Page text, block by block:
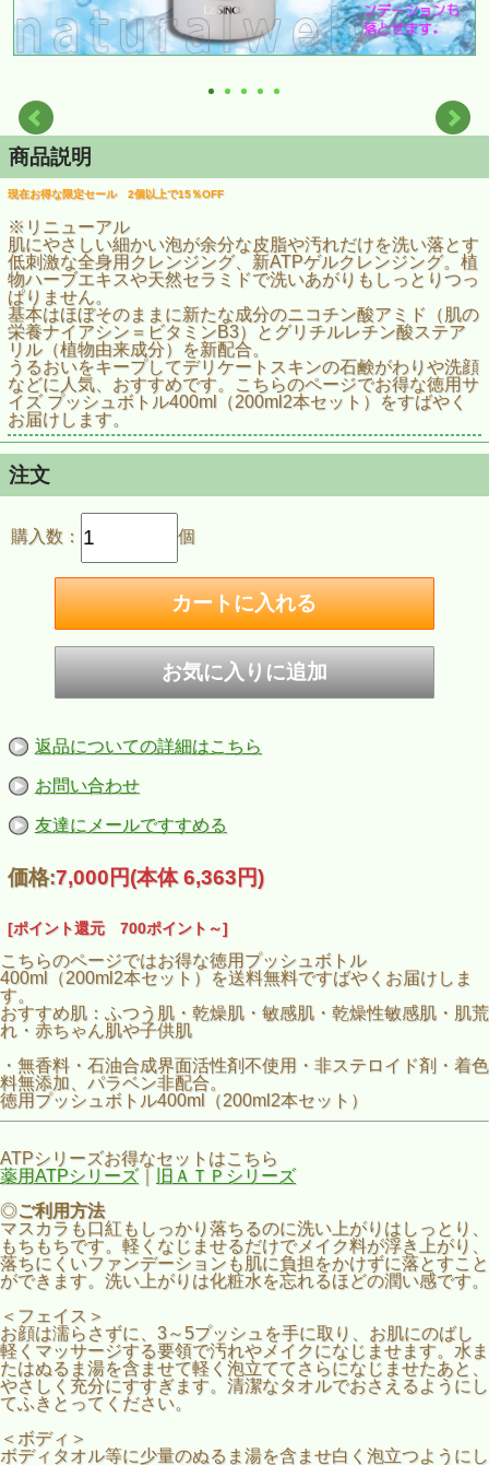
商品説明
現在お得な限定セール 2個以上で15％OFF
※リニューアル
肌にやさしい細かい泡が余分な皮脂や汚れだけを洗い落とす
低刺激な全身用クレンジング、新ATPゲルクレンジング。植
物ハーブエキスや天然セラミドで洗いあがりもしっとりつっ
ぱりません。
基本はほぼそのままに新たな成分のニコチン酸アミド（肌の
栄養ナイアシン＝ビタミンB3）とグリチルレチン酸ステア
リル（植物由来成分）を新配合。
うるおいをキープしてデリケートスキンの石鹸がわりや洗顔
などに人気、おすすめです。こちらのページでお得な徳用サ
イズ プッシュボトル400ml（200ml2本セット）をすばやく
お届けします。
注文
購入数： 個
返品についての詳細はこちら
お問い合わせ
友達にメールですすめる
価格:7,000円(本体 6,363円)
[ポイント還元 700ポイント～]
こちらのページではお得な徳用プッシュボトル
400ml（200ml2本セット）を送料無料ですばやくお届けしま
す。
おすすめ肌：ふつう肌・乾燥肌・敏感肌・乾燥性敏感肌・肌荒
れ・赤ちゃん肌や子供肌
・無香料・石油合成界面活性剤不使用・非ステロイド剤・着色
料無添加、パラベン非配合。
徳用プッシュボトル400ml（200ml2本セット）
ATPシリーズお得なセットはこちら
薬用ATPシリーズ｜
旧ＡＴＰシリーズ
◎ご利用方法
マスカラも口紅もしっかり落ちるのに洗い上がりはしっとり、
もちもちです。軽くなじませるだけでメイク料が浮き上がり、
落ちにくいファンデーションも肌に負担をかけずに落とすこと
ができます。洗い上がりは化粧水を忘れるほどの潤い感です。
＜フェイス＞
お顔は濡らさずに、3～5プッシュを手に取り、お肌にのばし
軽くマッサージする要領で汚れやメイクになじませます。水ま
たはぬるま湯を含ませて軽く泡立ててさらになじませたあと、
やさしく充分にすすぎます。清潔なタオルでおさえるようにし
てふきとってください。
＜ボディ＞
ボディタオル等に少量のぬるま湯を含ませ白く泡立つようにし